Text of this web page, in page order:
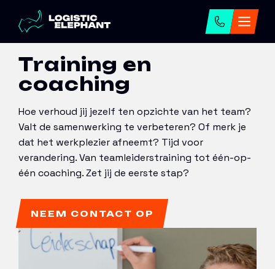
Home →Onze diensten Training en coaching
Training en
coaching
Hoe verhoud jij jezelf ten opzichte van het team?
Valt de samenwerking te verbeteren? Of merk je
dat het werkplezier afneemt? Tijd voor
verandering. Van teamleiderstraining tot één-op-
één coaching. Zet jij de eerste stap?
NEEM CONTACT OP